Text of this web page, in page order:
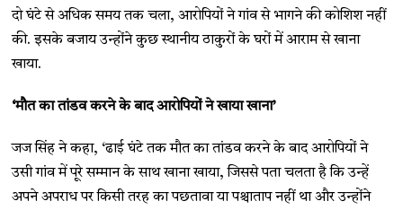
दो घंटे से अधिक समय तक चला, आरोपियों ने गांव से भागने की कोशिश नहीं
की. इसके बजाय उन्होंने कुछ स्थानीय ठाकुरों के घरों में आराम से खाना
खाया.
‘मौत का तांडव करने के बाद आरोपियों ने खाया खाना’
जज सिंह ने कहा, ‘ढाई घंटे तक मौत का तांडव करने के बाद आरोपियों ने
उसी गांव में पूरे सम्मान के साथ खाना खाया, जिससे पता चलता है कि उन्हें
अपने अपराध पर किसी तरह का पछतावा या पश्चाताप नहीं था और उन्होंने